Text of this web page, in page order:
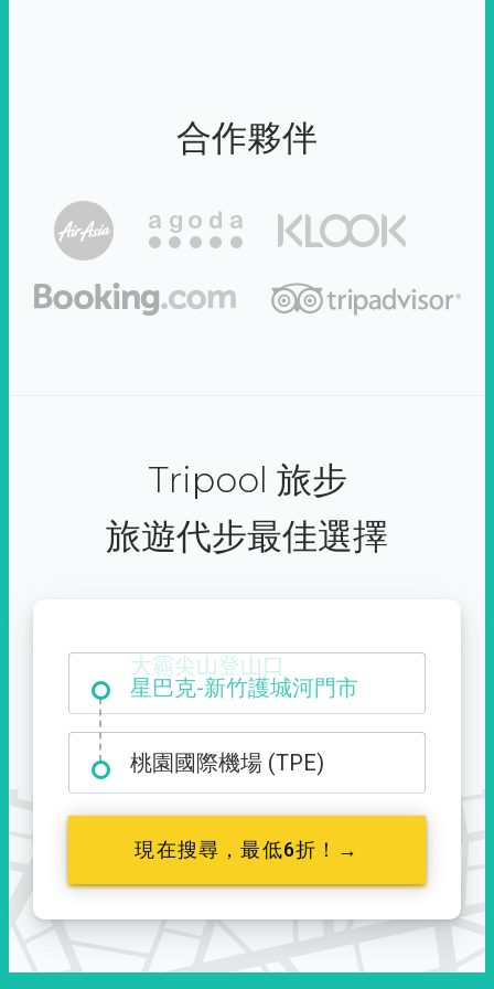
合作夥伴
Tripool 旅步
旅遊代步最佳選擇
大霸尖山登山口
桃園國際機場 (TPE)
現在搜尋，最低6折！→